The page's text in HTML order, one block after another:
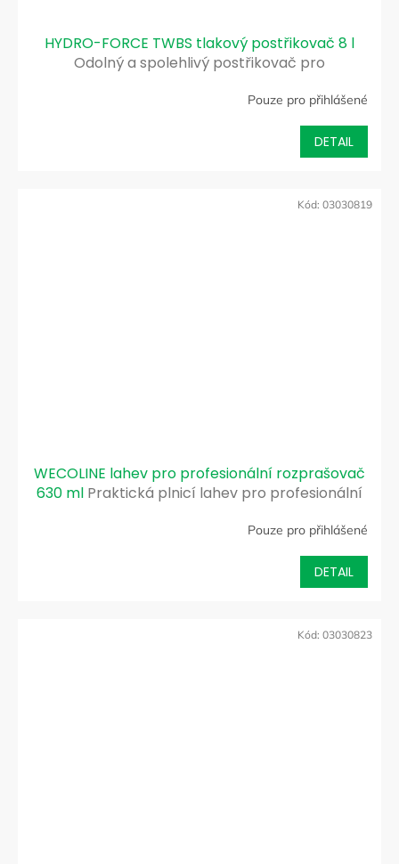
HYDRO-FORCE TWBS tlakový postřikovač 8 l
Odolný a spolehlivý postřikovač pro
Pouze pro přihlášené
DETAIL
WECOLINE lahev pro profesionální rozprašovač
630 ml Praktická plnicí lahev pro profesionální
Pouze pro přihlášené
DETAIL
Kód: 03030819
Kód: 03030823